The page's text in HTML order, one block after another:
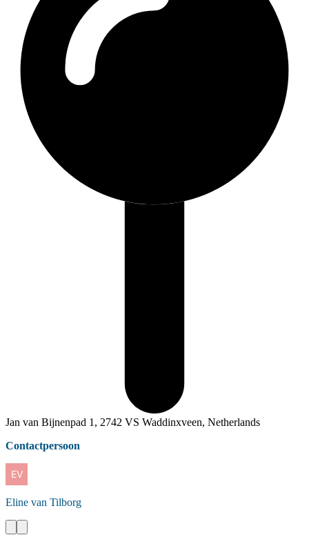
Jan van Bijnenpad 1, 2742 VS Waddinxveen, Netherlands
Contactpersoon
Eline van Tilborg